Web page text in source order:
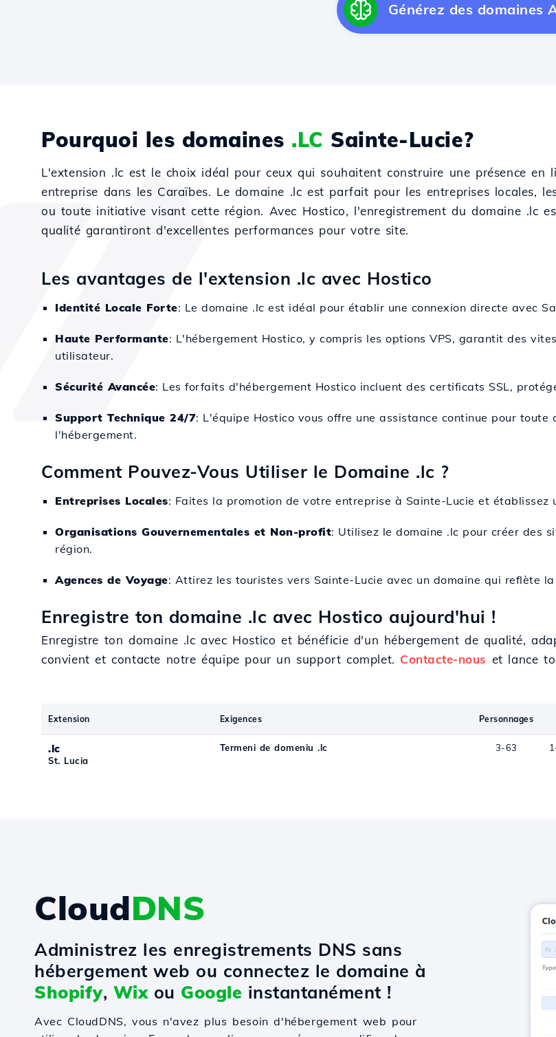
Générez des domaines
Pourquoi les domaines .LC Sainte-Lucie?
L'extension .lc est le choix idéal pour ceux qui souhaitent construire une présence
entreprise dans les Caraïbes. Le domaine .lc est parfait pour les entreprises locales,
ou toute initiative visant cette région. Avec Hostico, l'enregistrement du domaine .lc
qualité garantiront d'excellentes performances pour votre site.
Les avantages de l'extension .lc avec Hostico
Identité Locale Forte: Le domaine .lc est idéal pour établir une connexion directe avec
Haute Performante: L'hébergement Hostico, y compris les options VPS, garantit des
utilisateur.
Sécurité Avancée: Les forfaits d'hébergement Hostico incluent des certificats SSL,
Support Technique 24/7: L'équipe Hostico vous offre une assistance continue pour
l'hébergement.
Comment Pouvez-Vous Utiliser le Domaine .lc ?
Entreprises Locales: Faites la promotion de votre entreprise à Sainte-Lucie et établissez
Organisations Gouvernementales et Non-profit: Utilisez le domaine .lc pour créer des
région.
Agences de Voyage: Attirez les touristes vers Sainte-Lucie avec un domaine qui reflète
Enregistre ton domaine .lc avec Hostico aujourd'hui !
Enregistre ton domaine .lc avec Hostico et bénéficie d'un hébergement de qualité,
convient et contacte notre équipe pour un support complet. Contacte-nous et lance
Extension Exigences Personnages
.lc
St. Lucia
Termeni de domeniu .lc 3-63
CloudDNS
Administrez les enregistrements DNS sans
hébergement web ou connectez le domaine à
Shopify, Wixou Google instantanément !
Avec CloudDNS, vous n'avez plus besoin d'hébergement web pour